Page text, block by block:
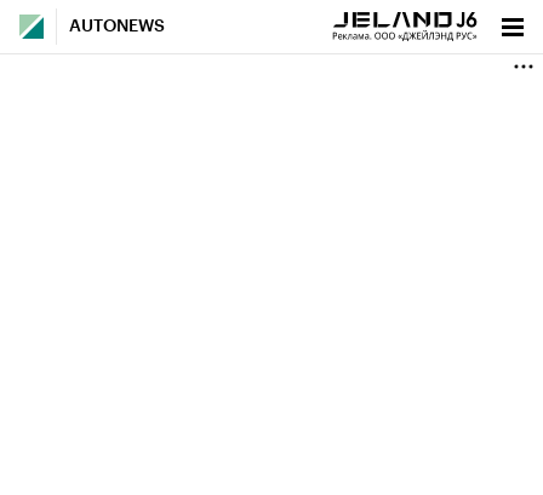
AUTONEWS